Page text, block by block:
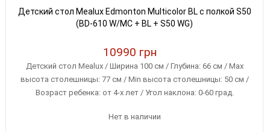
Детский стол Mealux Edmonton Multicolor BL с полкой S50
(BD-610 W/MC + BL + S50 WG)
10990 грн
Детский стол Mealux / Ширина 100 см / Глубина: 66 см / Max
высота столешницы: 77 см / Min высота столешницы: 50 см /
Возраст ребенка: от 4-х лет / Угол наклона: 0-60 град.
Нет в наличии